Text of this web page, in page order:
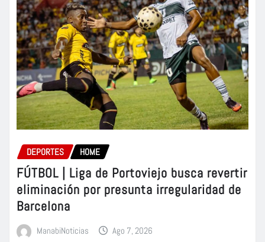
DEPORTES HOME
FÚTBOL | Liga de Portoviejo busca revertir
eliminación por presunta irregularidad de
Barcelona
ManabiNoticias Ago 7, 2026